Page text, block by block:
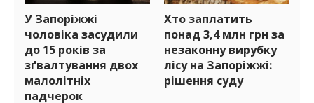
У Запоріжжі
чоловіка засудили
до 15 років за
зґвалтування двох
малолітніх
падчерок
Хто заплатить
понад 3,4 млн грн за
незаконну вирубку
лісу на Запоріжжі:
рішення суду